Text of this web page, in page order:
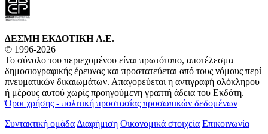
ΔΕΣΜΗ ΕΚΔΟΤΙΚΗ A.E.
© 1996-2026
Το σύνολο του περιεχομένου είναι πρωτότυπο, αποτέλεσμα
δημοσιογραφικής έρευνας και προστατεύεται από τους νόμους περί
πνευματικών δικαιωμάτων. Απαγορεύεται η αντιγραφή ολόκληρου
ή μέρους αυτού χωρίς προηγούμενη γραπτή άδεια του Εκδότη.
Όροι χρήσης - πολιτική προστασίας προσωπικών δεδομένων
Συντακτική ομάδα Διαφήμιση Οικονομικά στοιχεία Επικοινωνία